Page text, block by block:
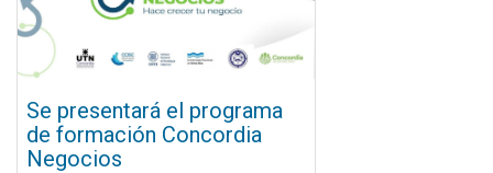
Se presentará el programa
de formación Concordia
Negocios